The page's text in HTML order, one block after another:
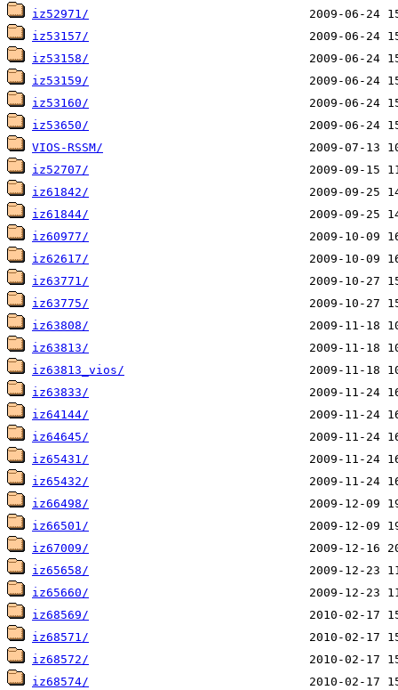
iz52971/
iz53157/
iz53158/
iz53159/
iz53160/
iz53650/
VIOS-RSSM/
iz52707/
iz61842/
iz61844/
iz60977/
iz62617/
iz63771/
iz63775/
iz63808/
iz63813/
iz63813_vios/
iz63833/
iz64144/
iz64645/
iz65431/
iz65432/
iz66498/
iz66501/
iz67009/
iz65658/
iz65660/
iz68569/
iz68571/
iz68572/
iz68574/